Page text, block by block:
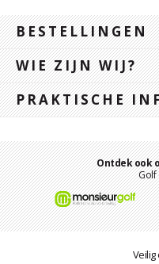
BESTELLINGEN
WIE ZIJN WIJ?
PRAKTISCHE
Ontdek ook
Golf